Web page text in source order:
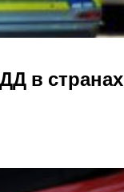
в странах